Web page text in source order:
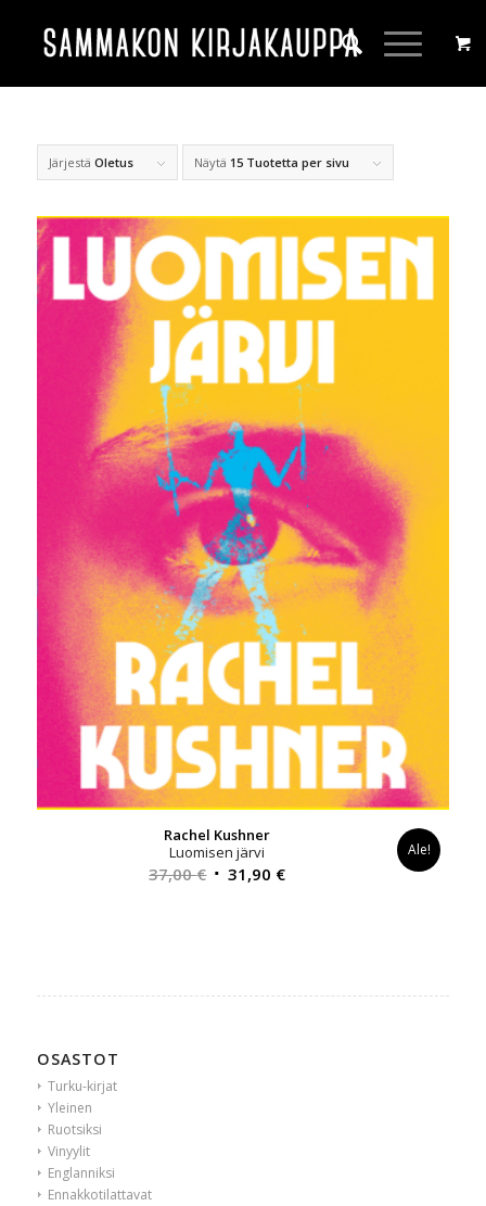
Järjestä Oletus Näytä 15 Tuotetta per sivu
Rachel Kushner
Luomisen järvi
37,00€ Alkuperäinen
31,90 €Nykyinen
Ale!
OSASTOT
Turku-kirjat
Yleinen
Ruotsiksi
Vinyylit
Englanniksi
Ennakkotilattavat